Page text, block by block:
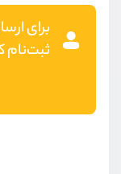
برای
ثبت‌نام